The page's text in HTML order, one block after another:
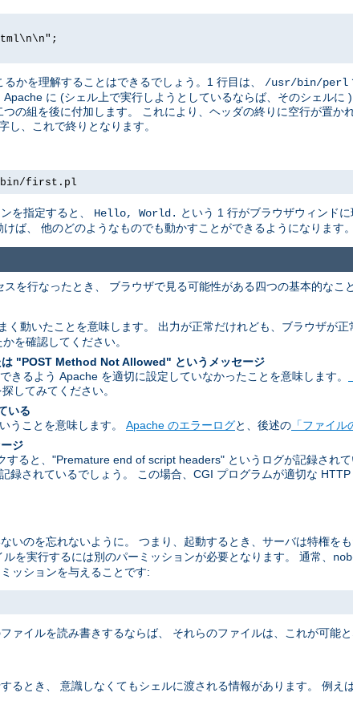
かを理解することはできるでしょう。1 行目は、 /usr/bin/perl
に (シェル上で実行しようとしているならば、そのシェル
の組を後に付加します。 これにより、ヘッダの終りに空行が置
し、これで終りとなります。
bin/first.pl
を指定すると、 Hello, World. という 1 行がブラウザウィンド
ば、 他のどのようなものでも動かすことができるようになります。
を行なったとき、 ブラウザで見る可能性がある四つの基本的なこ
く動いたことを意味します。 出力が正常だけれども、ブラウザが
を確認してください。
は "POST Method Not Allowed" というメッセージ
きるよう Apache を適切に設定していなかったことを意味します。
してみてください。
いる
うことを意味します。 Apache のエラーログと、後述の 「ファイル
ジ
すると、"Premature end of script headers" というログが記録され
録されているでしょう。 この場合、CGI プログラムが適切な
いのを忘れないように。 つまり、起動するとき、サーバは特権を
を実行するには別のパーミッションが必要となります。 通常、
ッションを与えることです:
ァイルを読み書きするならば、 それらのファイルは、これが可能
るとき、 意識しなくてもシェルに渡される情報があります。 例